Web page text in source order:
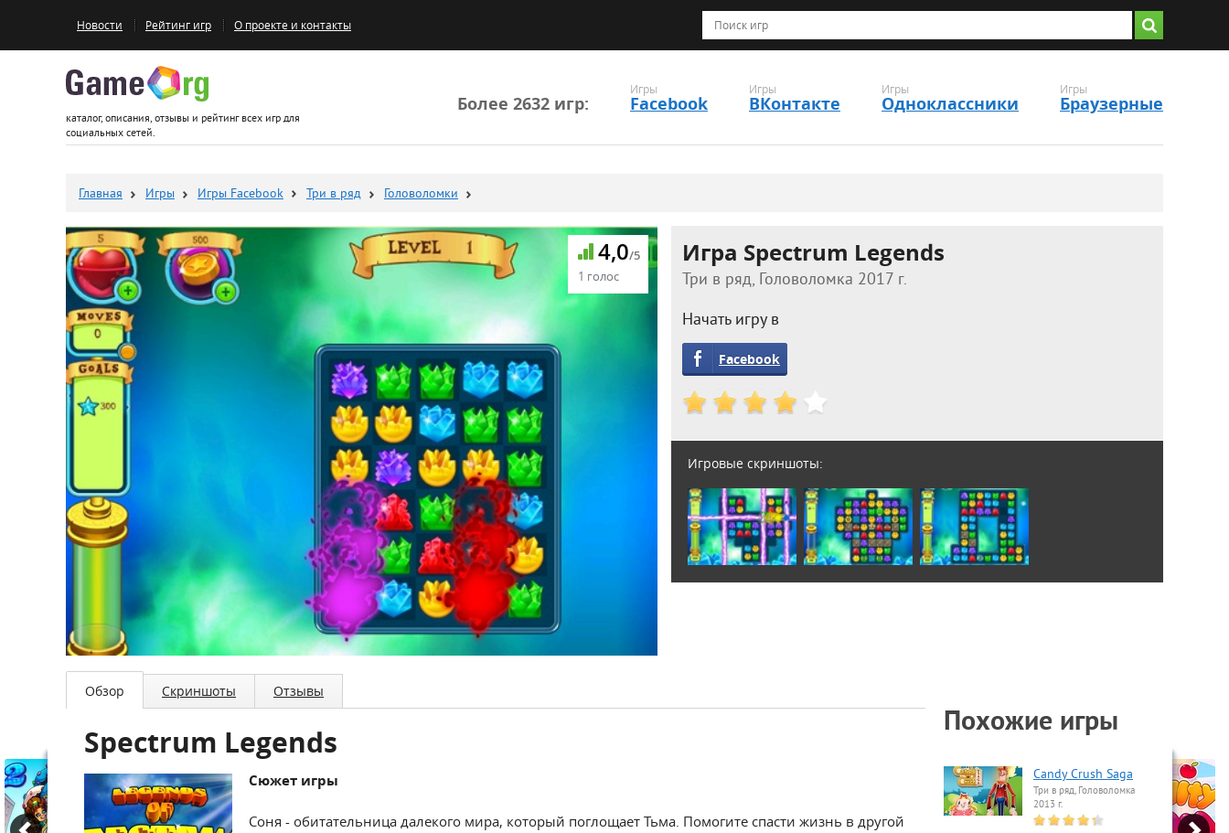
Новости Рейтинг игр О проекте и контакты
Более 2632 игр:
Игры
Facebook
Игры
ВКонтакте
Игры
Одноклассники
Игры
Браузерные
каталог, описания, отзывы и рейтинг всех игр для
социальных сетей.
Главная Игры Игры Facebook Три в ряд Головоломки
4,0/5
1 голос
Игра Spectrum Legends
Три в ряд, Головоломка 2017 г.
Начать игру в
Facebook
Игровые скриншоты:
Обзор Скриншоты Отзывы
Spectrum Legends
Сюжет игры
Соня - обитательница далекого мира, который поглощает Тьма. Помогите спасти жизнь в другой
Похожие игры
Candy Crush Saga
Три в ряд, Головоломка
2013 г.